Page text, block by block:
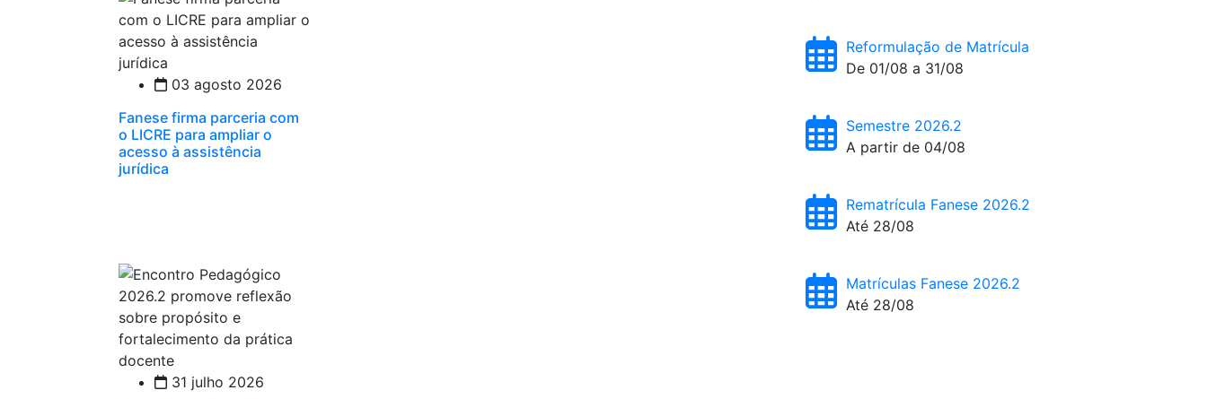
03 agosto 2026
Fanese firma parceria com
o LICRE para ampliar o
acesso à assistência
jurídica
31 julho 2026
Reformulação de Matrícula
De 01/08 a 31/08
Semestre 2026.2
A partir de 04/08
Rematrícula Fanese 2026.2
Até 28/08
Matrículas Fanese 2026.2
Até 28/08